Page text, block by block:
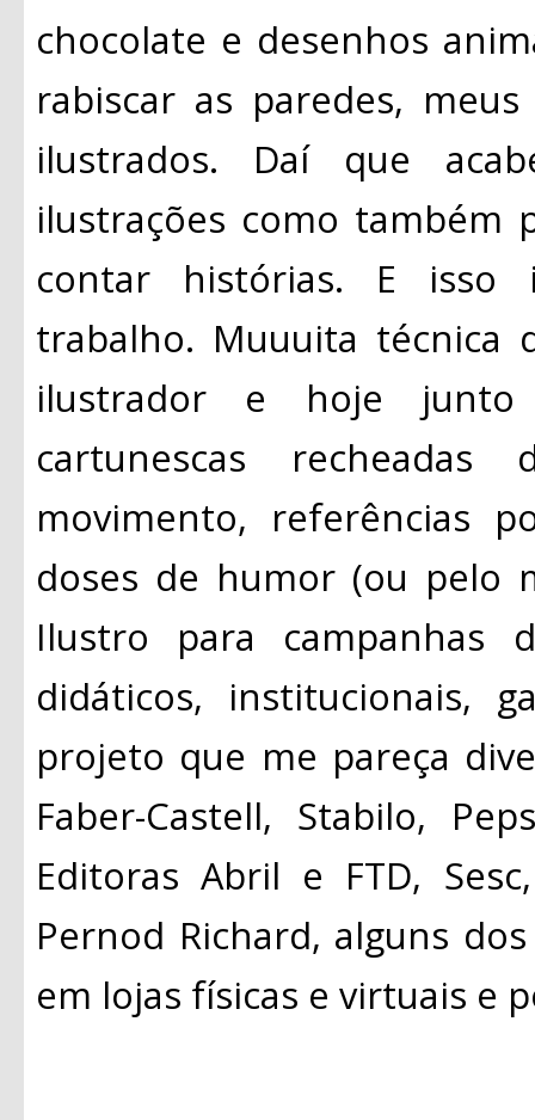
chocolate e desenhos
rabiscar as paredes,
ilustrados. Daí que
ilustrações como também
contar histórias. E isso
trabalho. Muuuita
ilustrador e hoje
cartunescas recheadas
movimento, referências
doses de humor (ou pelo
Ilustro para campanhas
didáticos, institucionais,
projeto que me pareça
Faber-Castell, Stabilo,
Editoras Abril e FTD,
Pernod Richard, alguns
em lojas físicas e virtuais e